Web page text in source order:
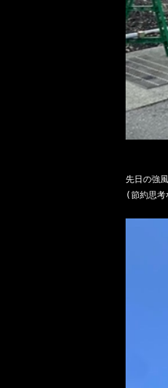
先日の強
(節約思考